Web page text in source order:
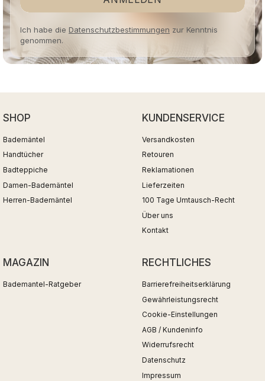
Ich habe die Datenschutzbestimmungen zur Kenntnis
genommen.
SHOP
Bademäntel
Handtücher
Badteppiche
Damen-Bademäntel
Herren-Bademäntel
KUNDENSERVICE
Versandkosten
Retouren
Reklamationen
Lieferzeiten
100 Tage Umtausch-Recht
Über uns
Kontakt
MAGAZIN
Bademantel-Ratgeber
RECHTLICHES
Barrierefreiheitserklärung
Gewährleistungsrecht
Cookie-Einstellungen
AGB / Kundeninfo
Widerrufsrecht
Datenschutz
Impressum